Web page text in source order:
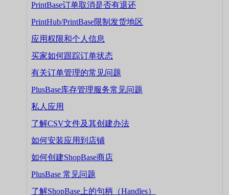
PrintBase订单取消是否有退还
PrintHub/PrintBase限制发货地区
应用权限和个人信息
买家如何跟踪订单状态
有关订单管理的常见问题
PlusBase库存管理服务常见问题
私人应用
了解CSV文件及其创建办法
如何安装应用到店铺
如何创建ShopBase商店
PlusBase 常见问题
了解ShopBase上的句柄（Handles）